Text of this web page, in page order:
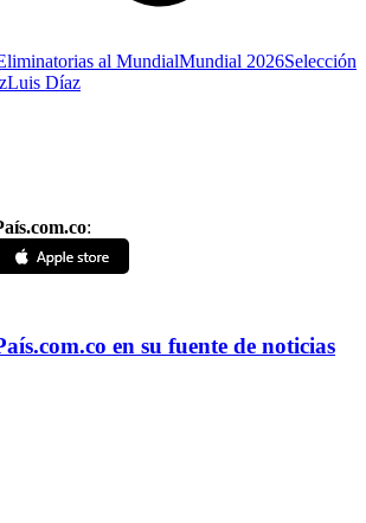
al MundialMundial 2026Selección
Luis Díaz
:
.com.co en su fuente de noticias